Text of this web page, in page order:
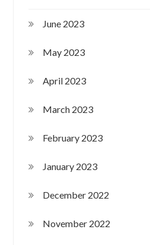
June 2023
May 2023
April 2023
March 2023
February 2023
January 2023
December 2022
November 2022